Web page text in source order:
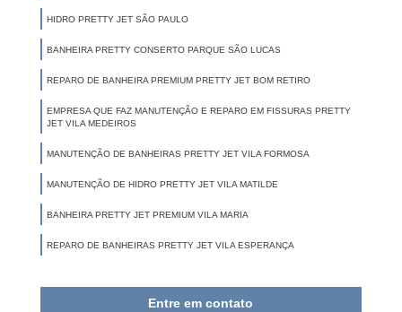
HIDRO PRETTY JET SÃO PAULO
BANHEIRA PRETTY CONSERTO PARQUE SÃO LUCAS
REPARO DE BANHEIRA PREMIUM PRETTY JET BOM RETIRO
EMPRESA QUE FAZ MANUTENÇÃO E REPARO EM FISSURAS PRETTY
JET VILA MEDEIROS
MANUTENÇÃO DE BANHEIRAS PRETTY JET VILA FORMOSA
MANUTENÇÃO DE HIDRO PRETTY JET VILA MATILDE
BANHEIRA PRETTY JET PREMIUM VILA MARIA
REPARO DE BANHEIRAS PRETTY JET VILA ESPERANÇA
Entre em contato